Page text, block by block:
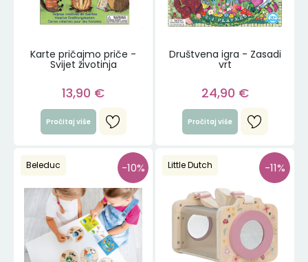
Karte pričajmo priče -
Svijet životinja
13,90 €
Pročitaj više
Društvena igra - Zasadi
vrt
24,90 €
Pročitaj više
Beleduc -10% Little Dutch -11%